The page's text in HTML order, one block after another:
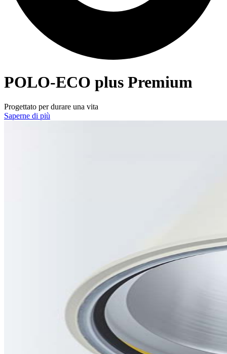
POLO-ECO plus Premium
Progettato per durare una vita
Saperne di più